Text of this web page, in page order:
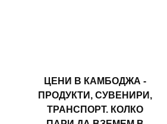
ЦЕНИ В КАМБОДЖА -
ПРОДУКТИ, СУВЕНИРИ,
ТРАНСПОРТ. КОЛКО